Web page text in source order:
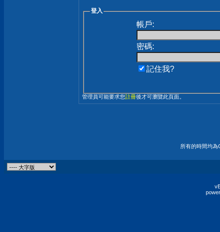
登入
帳戶:
密碼:
記住我?
管理員可能要求您註冊後才可瀏覽此頁面。
所有的時間均為